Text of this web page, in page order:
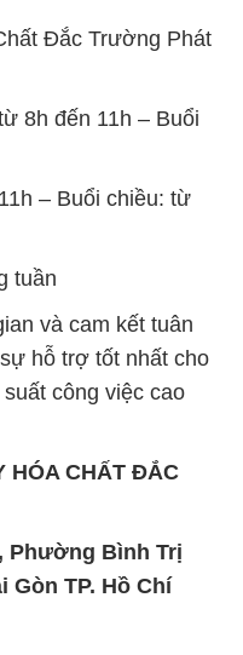
Đắc Trường Phát
8h đến 11h – Buổi
– Buổi chiều: từ
tuần
và cam kết tuân
hỗ trợ tốt nhất cho
công việc cao
HÓA CHẤT ĐẮC
Phường Bình Trị
Gòn TP. Hồ Chí